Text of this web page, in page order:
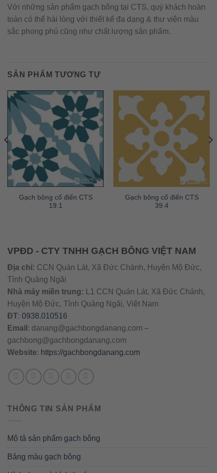
Với những sản phẩm gạch bông tại CTS, quý khách hoàn
toàn có thể hài lòng với thiết kế đa dạng & thư viện màu
sắc phong phú cũng như chất lượng sản phẩm.
SẢN PHẨM TƯƠNG TỰ
Gạch bông cổ điển CTS
19.1
Gạch bông cổ điển CTS
39.4
VPĐD - CTY TNHH GẠCH BÔNG VIỆT NAM
Địa chỉ: CCN Quán Lát, Xã Đức Chánh, Huyện Mộ Đức,
Tỉnh Quảng Ngãi
Nhà máy miền trung: L1 CCN Quán Lát, Xã Đức Chánh,
Huyện Mộ Đức, Tỉnh Quảng Ngãi, Việt Nam
ĐT: 0938.010516
Email : danang@gachbongdanang.com –
gachbong@gachbongdanang.com
Website: https://gachbongdanang.com
THÔNG TIN SẢN PHẨM
Mô tả sản phẩm gạch bông
Bảng màu gạch bông